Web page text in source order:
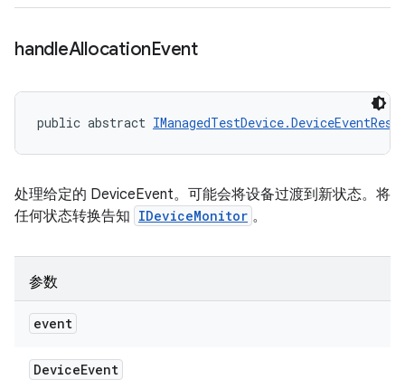
handleAllocationEvent
public abstract
处理给定的 DeviceEvent。可能会将设备过渡到新状态。将
任何状态转换告知 IDeviceMonitor 。
参数
event
DeviceEvent